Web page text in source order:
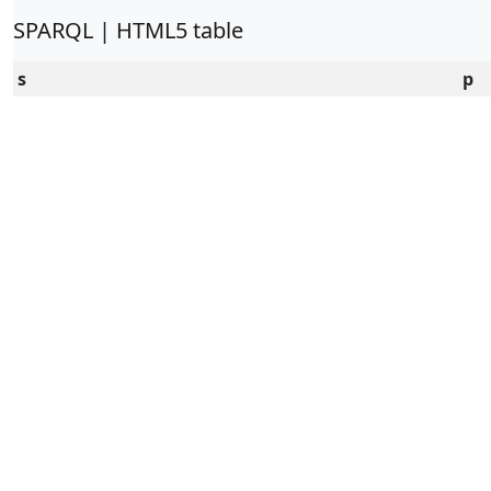
SPARQL | HTML5 table
s p